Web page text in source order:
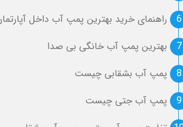
6
راهنمای خرید بهترین پمپ آب داخل
7
بهترین پمپ آب خانگی بی صدا
8
پمپ آب بشقابی چیست
9
پمپ آب جتی چیست